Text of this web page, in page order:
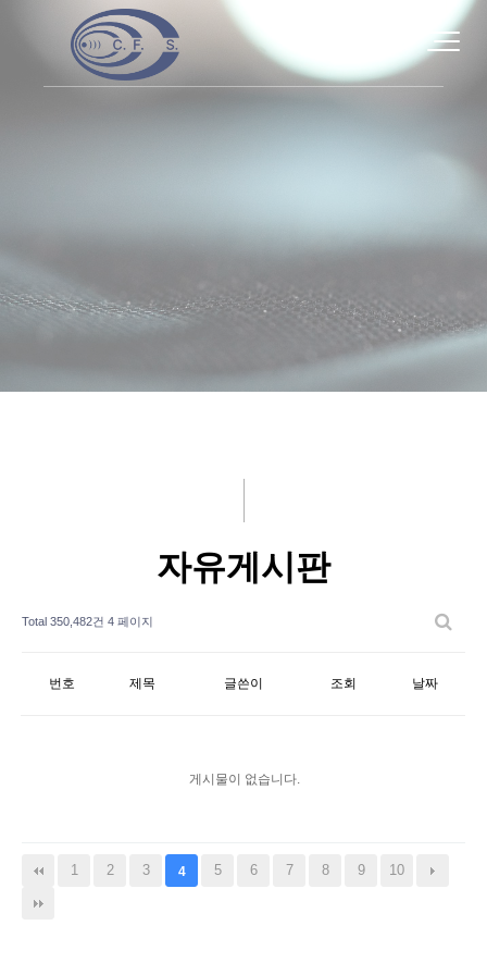
자유게시판
Total 350,482건 4 페이지
번호 제목 글쓴이 조회 날짜
게시물이 없습니다.
1 2 3 4 5 6 7 8 9 10